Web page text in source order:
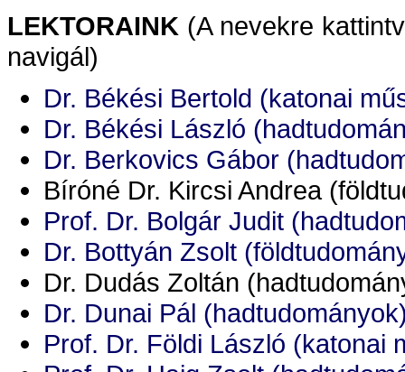
LEKTORAINK (A nevekre
navigál)
Dr. Békési Bertold (katonai
Dr. Békési László
Dr. Berkovics Gábor
Bíróné Dr. Kircsi Andrea
Prof. Dr. Bolgár Judit
Dr. Bottyán Zsolt
Dr. Dudás Zoltán
Dr. Dunai Pál
Prof. Dr. Földi László (katonai